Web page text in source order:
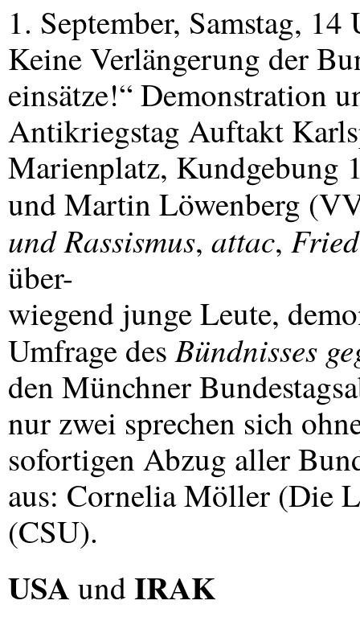
1. September, Samstag,
Keine Verlängerung der
einsätze!“ Demonstration
Antikriegstag Auftakt
Marienplatz, Kundgebung
und Martin Löwenberg (
und Rassismus, attac,
über-
wiegend junge Leute,
Umfrage desBündnisses
den Münchner
nur zwei sprechen sich
sofortigen Abzug aller
aus: Cornelia Möller (Die
(CSU).
USA undIRAK